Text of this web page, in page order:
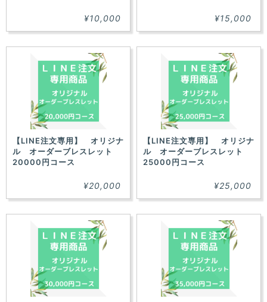
¥10,000 ¥15,000
【LINE注文専用】 オリジナ
ル オーダーブレスレット
20000円コース
¥20,000
【LINE注文専用】 オリジナ
ル オーダーブレスレット
25000円コース
¥25,000